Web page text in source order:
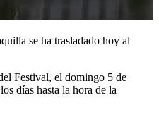
se ha trasladado hoy al
Festival, el domingo 5 de
días hasta la hora de la